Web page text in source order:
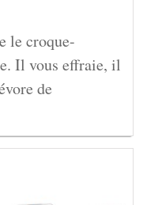
le croque-
Il vous effraie, il
de